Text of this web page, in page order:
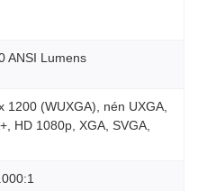
ANSI Lumens
1200 (WUXGA), nén UXGA,
HD 1080p, XGA, SVGA,